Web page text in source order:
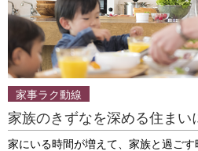
家事ラク動線
家族のきずなを深める住まい
家にいる時間が増えて、家族と過ご